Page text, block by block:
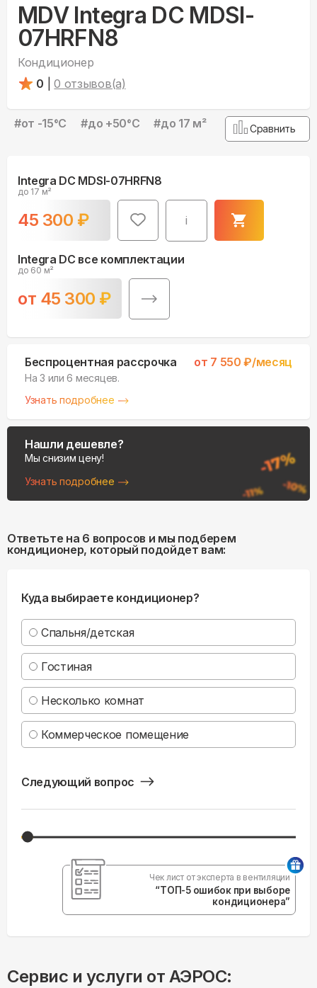
MDV Integra DC MDSI-
07HRFN8
Кондиционер
0
0 отзывов(а)
#от -15°С #до +50°С #до 17 м² Сравнить
Integra DC MDSI-07HRFN8
до 17 м²
45 300 ₽ i
Integra DC все комплектации
до 60 м²
от 45 300 ₽
Беспроцентная рассрочка от 7 550 ₽/месяц
На 3 или 6 месяцев.
Узнать подробнее
Нашли дешевле?
Мы снизим цену!
Узнать подробнее
Ответьте на 6 вопросов и мы подберем
кондиционер, который подойдет вам:
Куда выбираете кондиционер?
Спальня/детская
Гостиная
Несколько комнат
Коммерческое помещение
Следующий вопрос
Чек лист от эксперта в вентиляции
“ТОП-5 ошибок при выборе
кондиционера”
Сервис и услуги от АЭРОС: